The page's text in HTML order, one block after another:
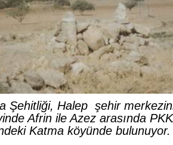
Şehitliği, Halep şehir
Afrin ile Azez arasında
Katma köyünde bulunuyor.